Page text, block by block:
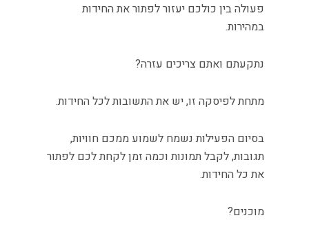
פעולה בין כולכם יעזור לפתור את החידות
במהירות.
נתקעתם ואתם צריכים עזרה?
מתחת לפיסקה זו, יש את התשובות לכל החידות.
בסיום הפעילות נשמח לשמוע ממכם חוויות,
תגובות, לקבל תמונות וכמה זמן לקחת לכם לפתור
את כל החידות.
מוכנים?